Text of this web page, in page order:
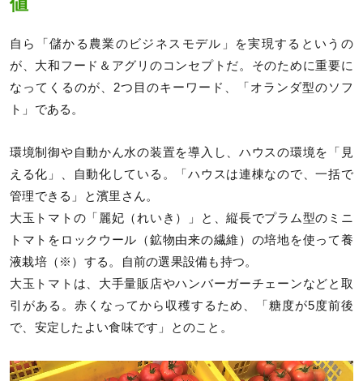
自ら「儲かる農業のビジネスモデル」を実現するというの
が、大和フード＆アグリのコンセプトだ。そのために重要に
なってくるのが、2つ目のキーワード、「オランダ型のソフ
ト」である。
環境制御や自動かん水の装置を導入し、ハウスの環境を「見
える化」、自動化している。「ハウスは連棟なので、一括で
管理できる」と濱里さん。
大玉トマトの「麗妃（れいき）」と、縦長でプラム型のミニ
トマトをロックウール（鉱物由来の繊維）の培地を使って養
液栽培（※）する。自前の選果設備も持つ。
大玉トマトは、大手量販店やハンバーガーチェーンなどと取
引がある。赤くなってから収穫するため、「糖度が5度前後
で、安定したよい食味です」とのこと。